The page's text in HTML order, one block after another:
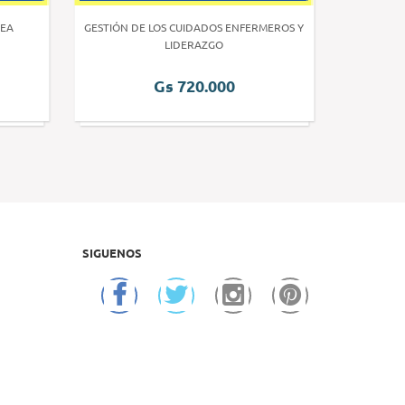
GESTIÓN DE LOS CUIDADOS ENFERMEROS Y
LIDERAZGO
Gs 720.000
SIGUENOS